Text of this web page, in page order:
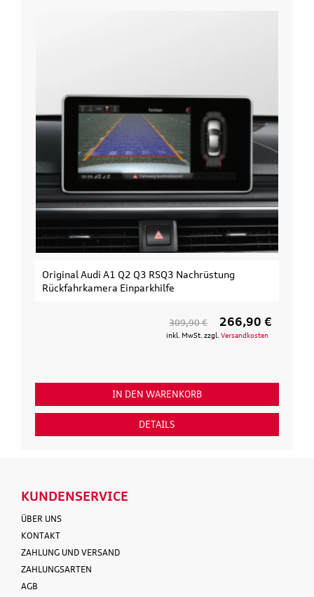
Audi A1 Q2 Q3 RSQ3 Nachrüstung
Einparkhilfe
266,90 €
Versandkosten
IN DEN WARENKORB
KUNDENSERVICE
ÜBER UNS
KONTAKT
ZAHLUNG UND VERSAND
ZAHLUNGSARTEN
AGB